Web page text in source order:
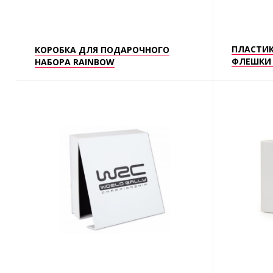
КОРОБКА ДЛЯ ПОДАРОЧНОГО
НАБОРА RAINBOW
ФЛЕШКИ